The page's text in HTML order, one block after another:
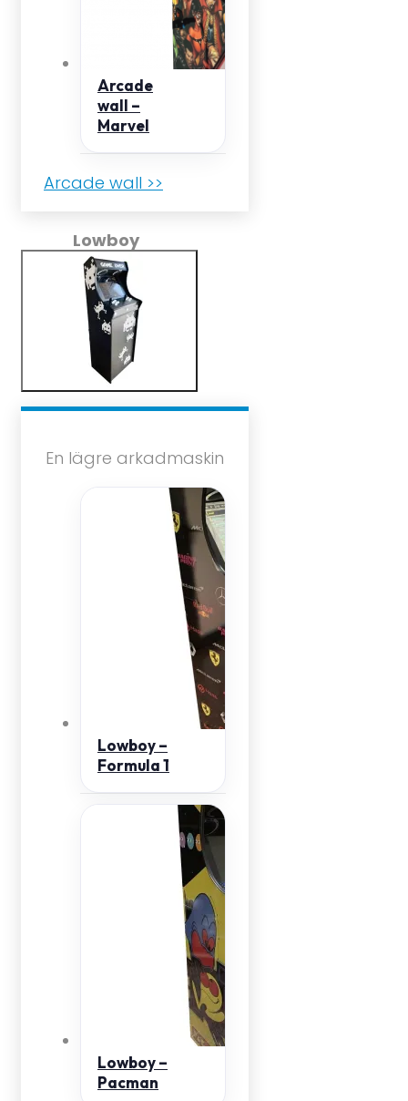
Arcade
wall –
Marvel
Arcade wall >>
Lowboy
En lägre arkadmaskin
Lowboy –
Formula 1
Lowboy –
Pacman